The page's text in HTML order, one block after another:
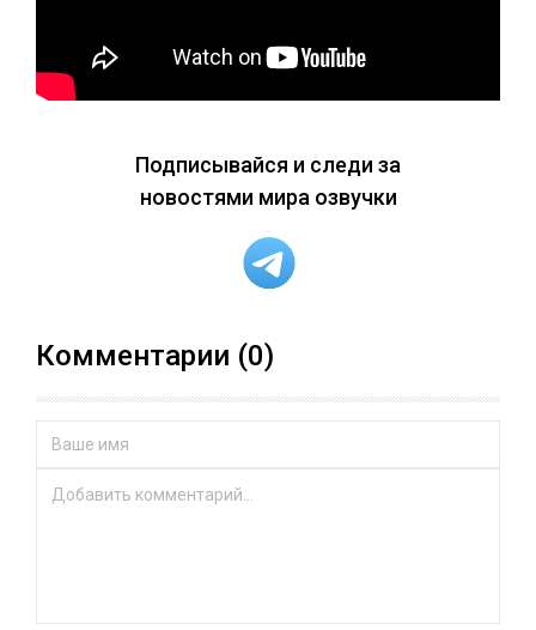
Подписывайся и следи за
новостями мира озвучки
Комментарии (0)